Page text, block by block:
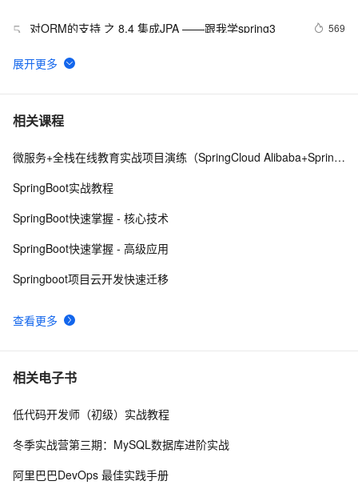
5 对ORM的支持 之 8.4 集成JPA ——跟我学spring3 569
6 使用Spring Cloud Stream集成消息中间件
7 F版本SpringCloud 3—大白话Eureka服务注册与发现
8 Spring Cloud微服务面试题 7
10Spring5参考指南:JSR 330标准注解
相关课程
查看更多
微服务+全栈在线教育实战项目演练（SpringCloud Alibaba+SpringBoot）
SpringBoot实战教程
SpringBoot快速掌握 - 核心技术
SpringBoot快速掌握 - 高级应用
Springboot项目云开发快速迁移
相关电子书
低代码开发师（初级）实战教程
冬季实战营第三期：MySQL数据库进阶实战
阿里巴巴DevOps 最佳实践手册